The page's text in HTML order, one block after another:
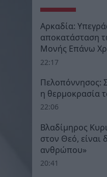
Αρκαδία:
αποκατάσταση
Μονής Επάνω
22:17
Πελοπόννησος:
η θερμοκρασία
22:06
Βλαδίμηρος
στον Θεό, είναι
ανθρώπου»
20:41